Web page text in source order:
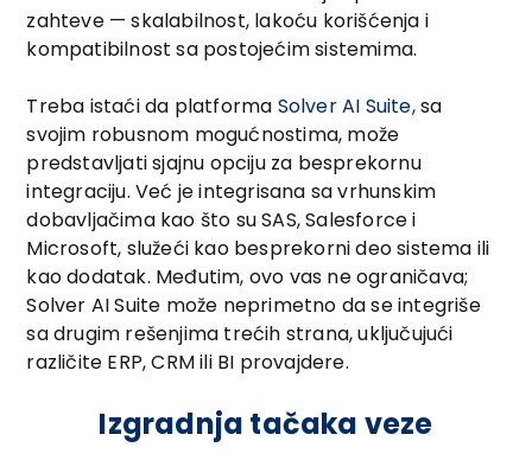
zahteve — skalabilnost, lakoću korišćenja i
kompatibilnost sa postojećim sistemima.
Treba istaći da platforma Solver AI Suite,sa
svojim robusnom mogućnostima, može
predstavljati sjajnu opciju za besprekornu
integraciju. Već je integrisana sa vrhunskim
dobavljačima kao što su SAS, Salesforce i
Microsoft, služeći kao besprekorni deo sistema ili
kao dodatak. Međutim, ovo vas ne ograničava;
Solver AI Suite može neprimetno da se integriše
sa drugim rešenjima trećih strana, uključujući
različite ERP, CRM ili BI provajdere.
Izgradnja tačaka veze